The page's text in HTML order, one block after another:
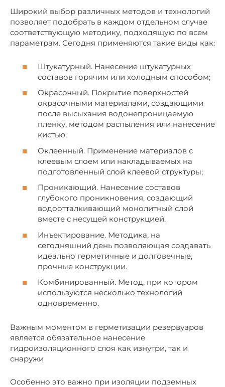
Широкий выбор различных методов и технологий
позволяет подобрать в каждом отдельном случае
соответствующую методику, подходящую по всем
параметрам. Сегодня применяются такие виды как:
Штукатурный. Нанесение штукатурных
составов горячим или холодным способом;
Окрасочный. Покрытие поверхностей
окрасочными материалами, создающими
после высыхания водонепроницаемую
пленку, методом распыления или нанесение
кистью;
Оклеенный. Применение материалов с
клеевым слоем или накладываемых на
подготовленный слой клеевой структуры;
Проникающий. Нанесение составов
глубокого проникновения, создающий
водоотталкивающий монолитный слой
вместе с несущей конструкцией.
Инъектирование. Методика, на
сегодняшний день позволяющая создавать
идеально герметичные и долговечные,
прочные конструкции.
Комбинированный. Метод, при котором
используются несколько технологий
одновременно.
Важным моментом в герметизации резервуаров
является обязательное нанесение
гидроизоляционного слоя как изнутри, так и
снаружи
Особенно это важно при изоляции подземных